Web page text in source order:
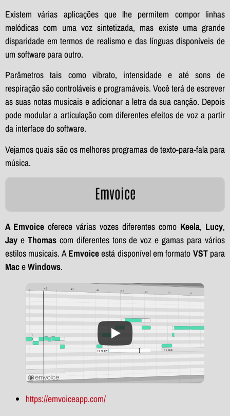
Existem várias aplicações que lhe permitem compor linhas
melódicas com uma voz sintetizada, mas existe uma grande
disparidade em termos de realismo e das línguas disponíveis de
um software para outro.
Parâmetros tais como vibrato, intensidade e até sons de
respiração são controláveis e programáveis. Você terá de escrever
as suas notas musicais e adicionar a letra da sua canção. Depois
pode modular a articulação com diferentes efeitos de voz a partir
da interface do software.
Vejamos quais são os melhores programas de texto-para-fala para
música.
Emvoice
A Emvoice oferece várias vozes diferentes como Keela, Lucy,
Jay e Thomascom diferentes tons de voz e gamas para vários
estilos musicais. AEmvoiceestá disponível em formato VST para
MaceWindows.
https://emvoiceapp.com/